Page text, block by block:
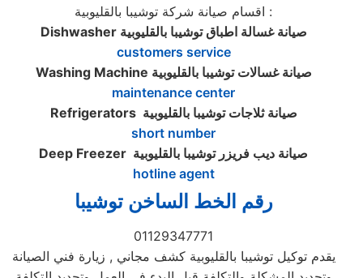
اقسام صيانة شركة توشيبا بالقليوبية :
Dishwasher صيانة غسالة اطباق توشيبا بالقليوبية
customers service
Washing Machine صيانة غسالات توشيبا بالقليوبية
maintenance center
Refrigerators صيانة ثلاجات توشيبا بالقليوبية
short number
Deep Freezer صيانة ديب فريزر توشيبا بالقليوبية
hotline agent
رقم الخط الساخن توشيبا
01129347771
يقدم توكيل توشيبا بالقليوبية كشف مجاني , زيارة فني الصيانة